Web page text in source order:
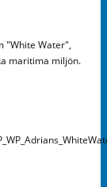
"White Water",
maritima miljön.